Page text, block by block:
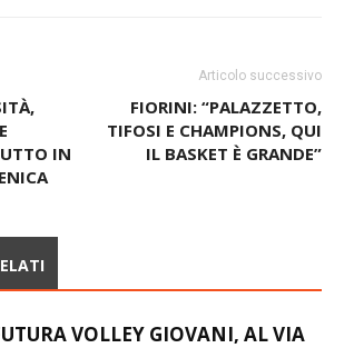
IN
FIORINI: “PALAZZETTO,
TIFOSI E CHAMPIONS, QUI